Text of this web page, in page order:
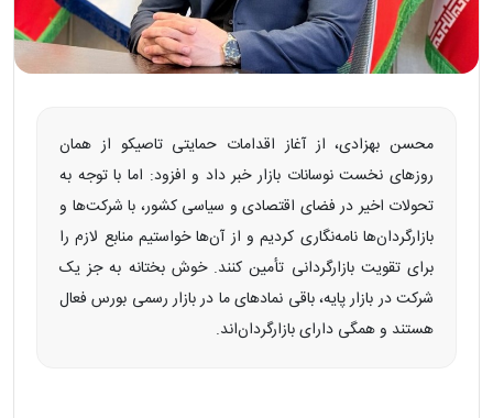
محسن بهزادی، از آغاز اقدامات حمایتی تاصیکو از همان
روزهای نخست نوسانات بازار خبر داد و افزود: اما با توجه به
تحولات اخیر در فضای اقتصادی و سیاسی کشور، با شرکت‌ها و
بازارگردان‌ها نامه‌نگاری کردیم و از آن‌ها خواستیم منابع لازم را
برای تقویت بازارگردانی تأمین کنند. خوش بختانه به جز یک
شرکت در بازار پایه، باقی نمادهای ما در بازار رسمی بورس فعال
هستند و همگی دارای بازارگردان‌اند.